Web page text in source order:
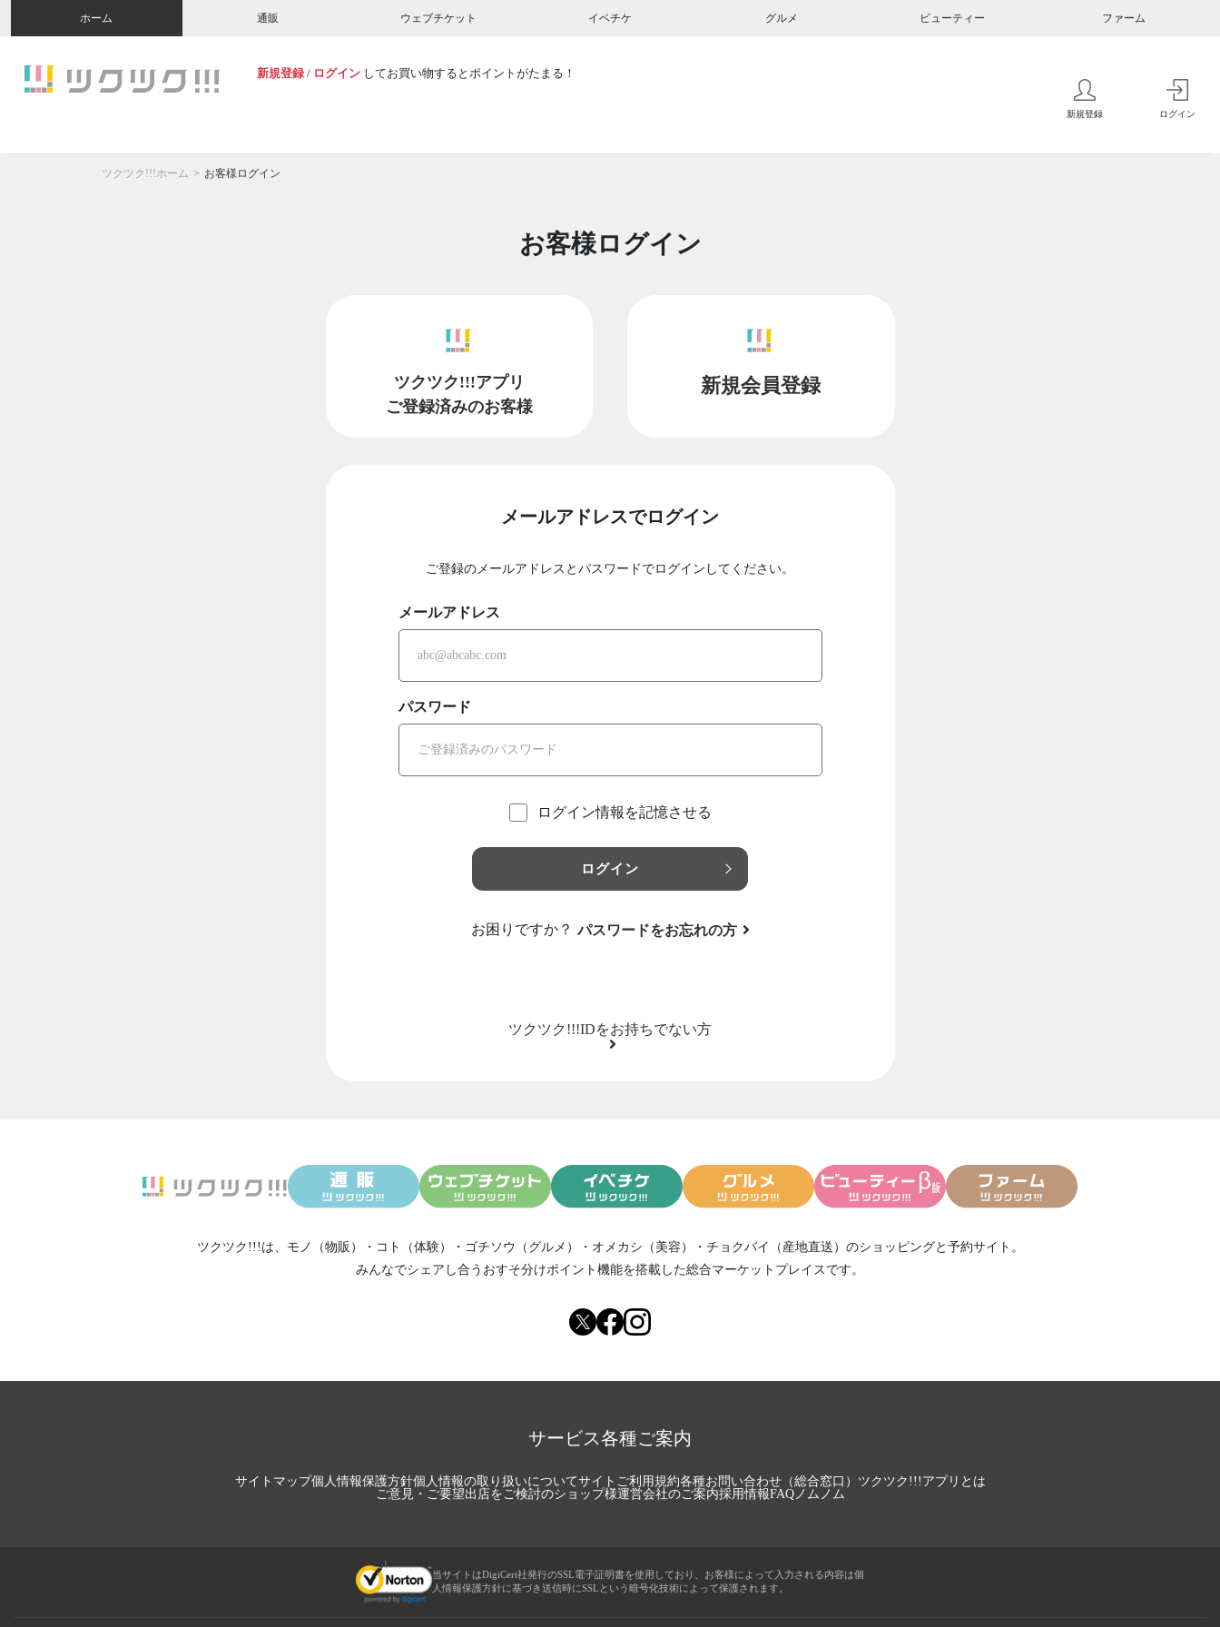
ホーム 通販 ウェブチケット イベチケ グルメ ビューティー ファーム
新規登録 / ログイン してお買い物するとポイントがたまる！
新規登録 ログイン
ツクツク!!!ホーム お客様ログイン
お客様ログイン
ツクツク!!!アプリ
ご登録済みのお客様
新規会員登録
メールアドレスでログイン
ご登録のメールアドレスとパスワードでログインしてください。
メールアドレス
パスワード
ログイン情報を記憶させる
ログイン
お困りですか？ パスワードをお忘れの方
ツクツク!!!IDをお持ちでない方
ツクツク!!!は、 モノ（物販） ・ コト（体験） ・ ゴチソウ（グルメ） ・ オメカシ（美容） ・ チョクバイ（産地直送） のショッピングと予約サイト。
みんなでシェアし合う おすそ分けポイント機能を搭載した総合マーケットプレイスです。
サービス各種ご案内
サイトマップ個人情報保護方針個人情報の取り扱いについてサイトご利用規約各種お問い合わせ（総合窓口） ツクツク!!!アプリとは
ご意見・ご要望出店をご検討のショップ様運営会社のご案内採用情報FAQノムノム
当サイトはDigiCert社発行のSSL電子証明書を使用しており、お客様によって入力される内容は個
人情報保護方針に基づき送信時にSSLという暗号化技術によって保護されます。